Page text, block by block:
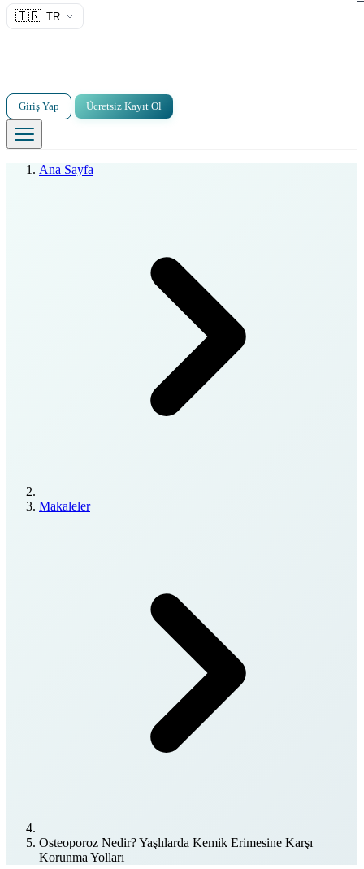
🇹🇷 TR
Giriş Yap Ücretsiz Kayıt Ol
Ana Sayfa
Makaleler
Osteoporoz Nedir? Yaşlılarda Kemik Erimesine Karşı
Korunma Yolları